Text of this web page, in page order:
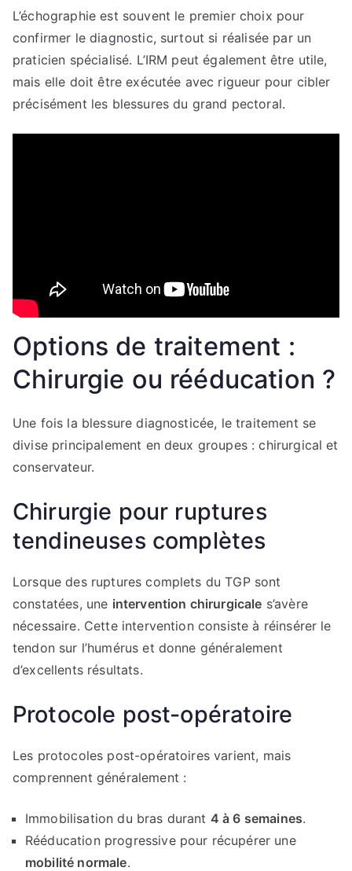
L’échographie est souvent le premier choix pour
confirmer le diagnostic, surtout si réalisée par un
praticien spécialisé. L’IRM peut également être utile,
mais elle doit être exécutée avec rigueur pour cibler
précisément les blessures du grand pectoral.
Options de traitement :
Chirurgie ou rééducation ?
Une fois la blessure diagnosticée, le traitement se
divise principalement en deux groupes : chirurgical et
conservateur.
Chirurgie pour ruptures
tendineuses complètes
Lorsque des ruptures complets du TGP sont
constatées, une intervention chirurgicale s’avère
nécessaire. Cette intervention consiste à réinsérer le
tendon sur l’humérus et donne généralement
d’excellents résultats.
Protocole post-opératoire
Les protocoles post-opératoires varient, mais
comprennent généralement :
Immobilisation du bras durant 4 à 6 semaines.
Rééducation progressive pour récupérer une
mobilité normale.